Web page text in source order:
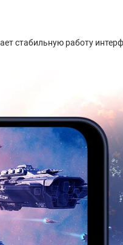
стабильную работу